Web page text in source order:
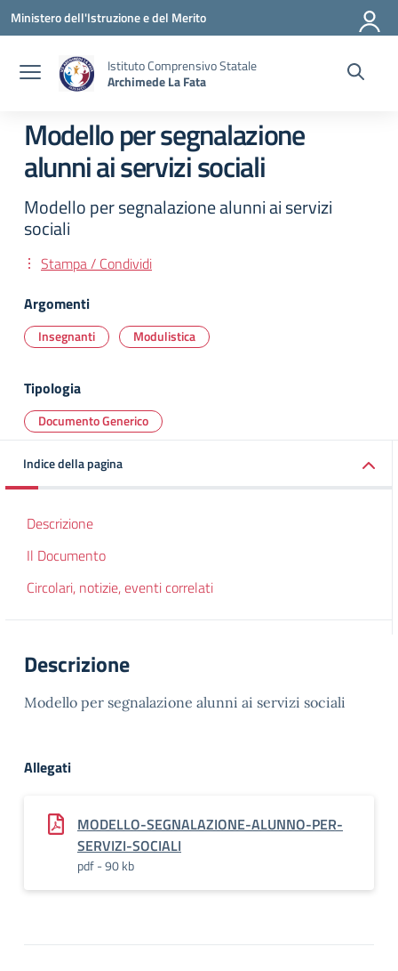
Vai ai contenuti
Vai al menu di navigazione
Vai al footer
Ministero dell'Istruzione e del Merito
Istituto Comprensivo Statale
Archimede La Fata
Modello per segnalazione
alunni ai servizi sociali
Modello per segnalazione alunni ai servizi
sociali
Stampa / Condividi
Argomenti
Insegnanti Modulistica
Tipologia
Documento Generico
Indice della pagina
Descrizione
Il Documento
Circolari, notizie, eventi correlati
Descrizione
Modello per segnalazione alunni ai servizi sociali
Allegati
MODELLO-SEGNALAZIONE-ALUNNO-PER-
SERVIZI-SOCIALI
pdf - 90 kb